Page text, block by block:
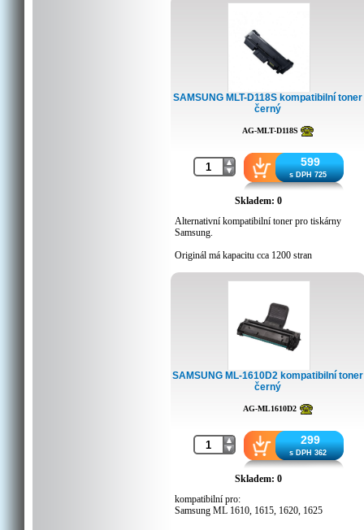
SAMSUNG MLT-D118S kompatibilní toner
černý
AG-MLT-D118S
599
s DPH 725
Skladem: 0
Alternativní kompatibilní toner pro tiskárny
Samsung.
Originál má kapacitu cca 1200 stran
Samsung Laser Printer Xpress M-3015DW
SAMSUNG ML-1610D2 kompatibilní toner
černý
AG-ML1610D2
299
s DPH 362
Skladem: 0
kompatibilní pro:
Samsung ML 1610, 1615, 1620, 1625